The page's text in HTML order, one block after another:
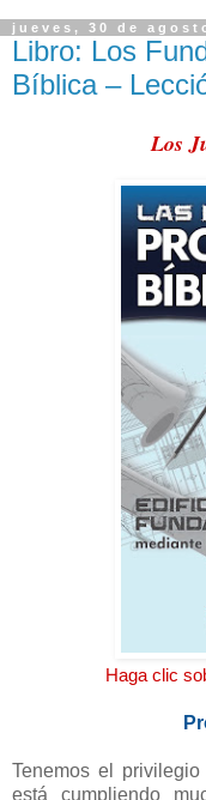
jueves, 30 de
Libro: Los
Bíblica –
Los
Haga clic
Tenemos el
está cumpliendo